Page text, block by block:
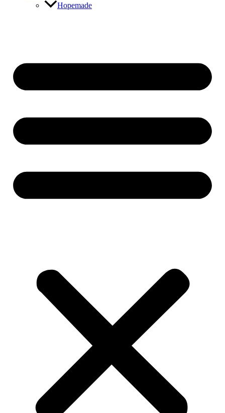
Hopemade